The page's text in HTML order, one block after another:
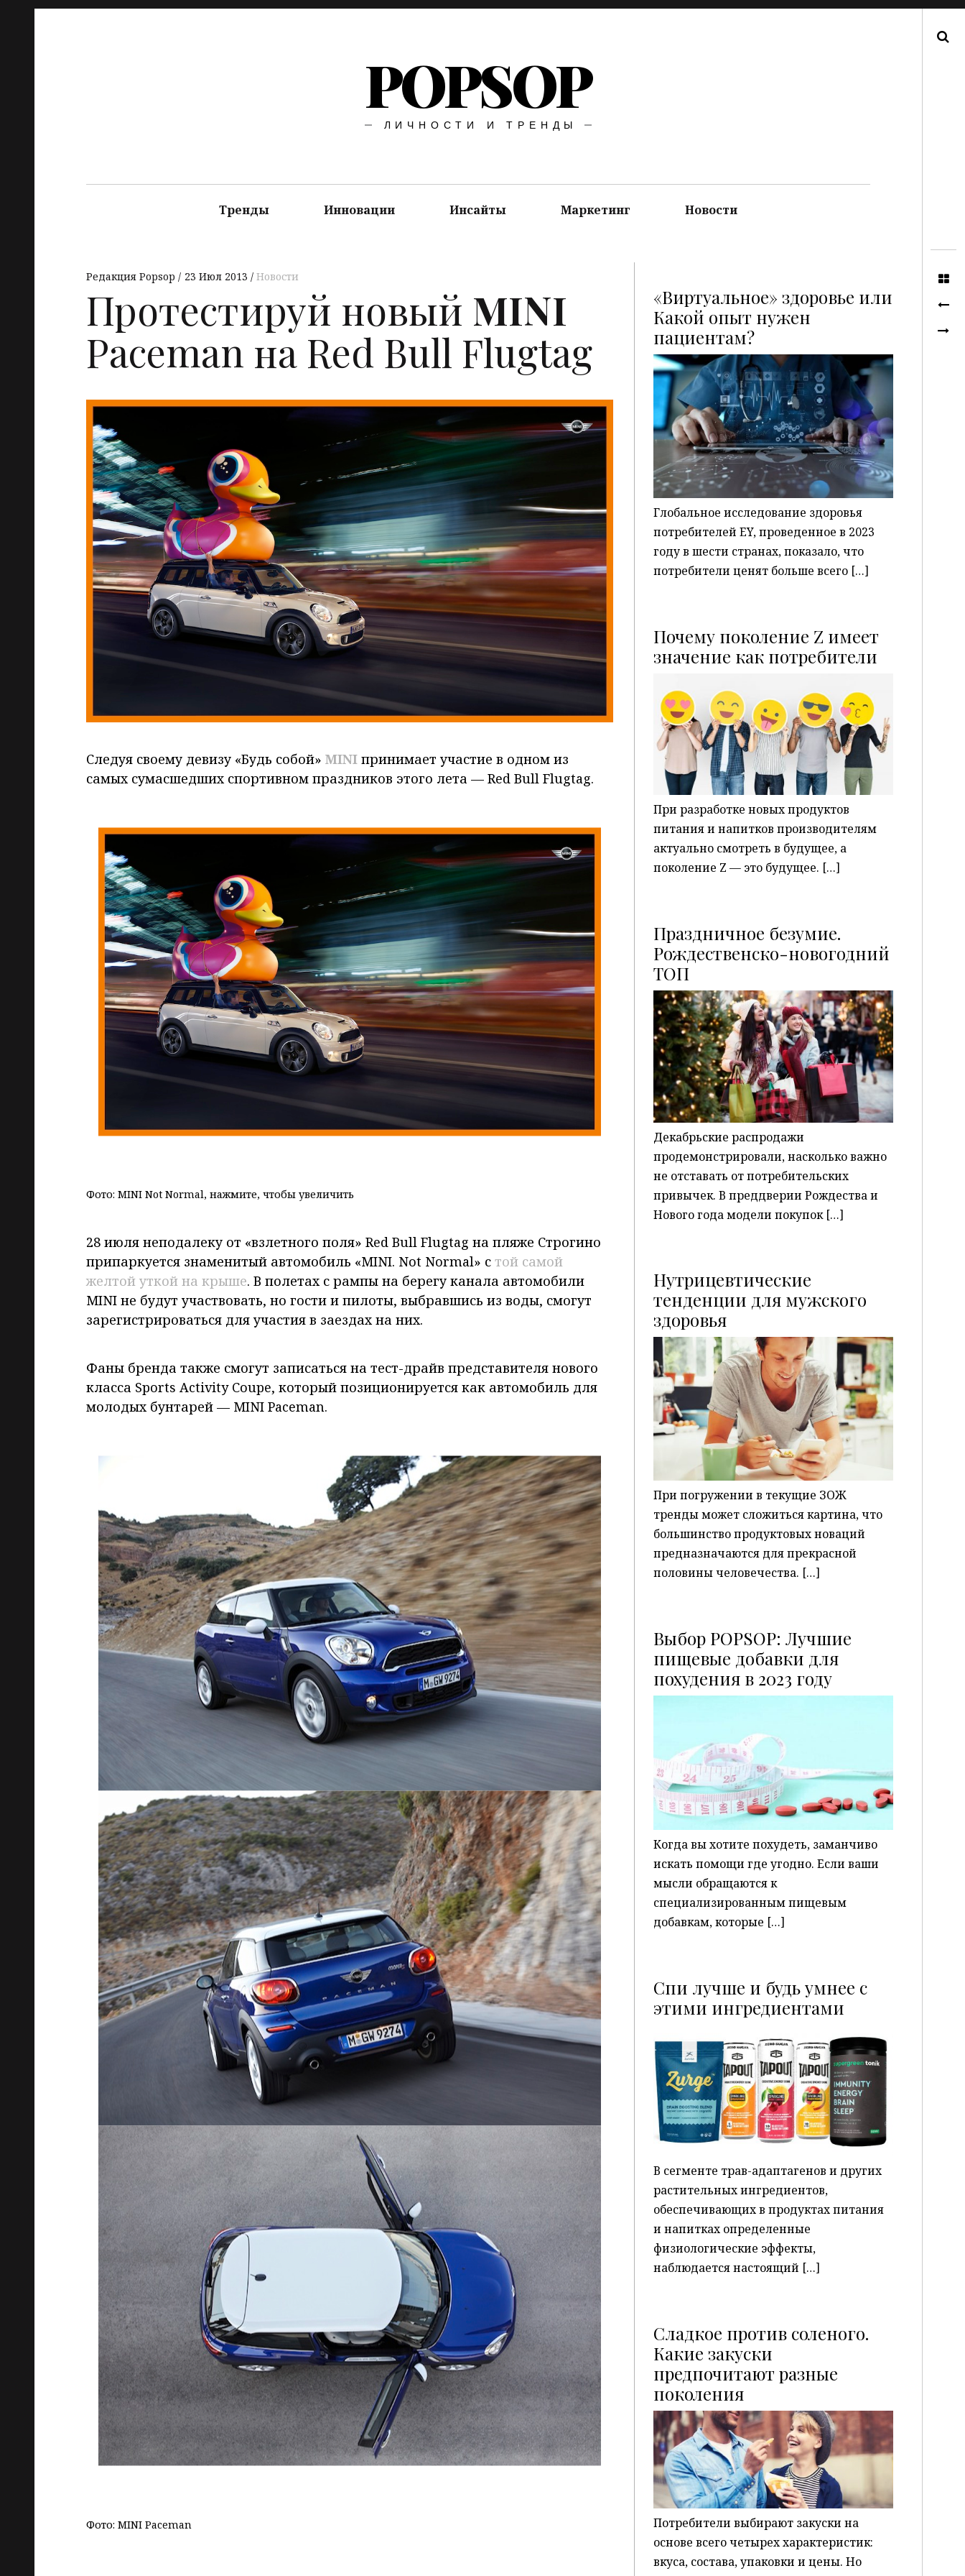
POPSOP
ЛИЧНОСТИ И ТРЕНДЫ
Тренды Инновации Инсайты Маркетинг Новости
Редакция Popsop 23 Июл 2013 Новости
Протестируй новый MINI
Paceman на Red Bull Flugtag
Следуя своему девизу «Будь собой» MINI принимает участие в одном из
самых сумасшедших спортивном праздников этого лета — Red Bull Flugtag.
Фото: MINI Not Normal, нажмите, чтобы увеличить
28 июля неподалеку от «взлетного поля» Red Bull Flugtag на пляже Строгино
припаркуется знаменитый автомобиль «MINI. Not Normal» с той самой
желтой уткой на крыше. В полетах с рампы на берегу канала автомобили
MINI не будут участвовать, но гости и пилоты, выбравшись из воды, смогут
зарегистрироваться для участия в заездах на них.
Фаны бренда также смогут записаться на тест-драйв представителя нового
класса Sports Activity Coupe, который позиционируется как автомобиль для
молодых бунтарей — MINI Paceman.
Фото: MINI Paceman
«Виртуальное» здоровье или
Какой опыт нужен
пациентам?P
Глобальное исследование здоровья
потребителей EY, проведенное в 2023
году в шести странах, показало, что
потребители ценят больше всего […]
Почему поколение Z имеет
значение как потребители
P
При разработке новых продуктов
питания и напитков производителям
актуально смотреть в будущее, а
поколение Z — это будущее. […]
Праздничное безумие.
Рождественско-новогодний
ТОП
P
Декабрьские распродажи
продемонстрировали, насколько важно
не отставать от потребительских
привычек. В преддверии Рождества и
Нового года модели покупок […]
Нутрицевтические
тенденции для мужского
здоровья P
При погружении в текущие ЗОЖ
тренды может сложиться картина, что
большинство продуктовых новаций
предназначаются для прекрасной
половины человечества. […]
Выбор POPSOP: Лучшие
пищевые добавки для
похудения в 2023 году
P
Когда вы хотите похудеть, заманчиво
искать помощи где угодно. Если ваши
мысли обращаются к
специализированным пищевым
добавкам, которые […]
Спи лучше и будь умнее с
этими ингредиентами
P
В сегменте трав-адаптагенов и других
растительных ингредиентов,
обеспечивающих в продуктах питания
и напитках определенные
физиологические эффекты,
наблюдается настоящий […]
Сладкое против соленого.
Какие закуски
предпочитают разные
поколенияP
Потребители выбирают закуски на
основе всего четырех характеристик:
вкуса, состава, упаковки и цены. Но